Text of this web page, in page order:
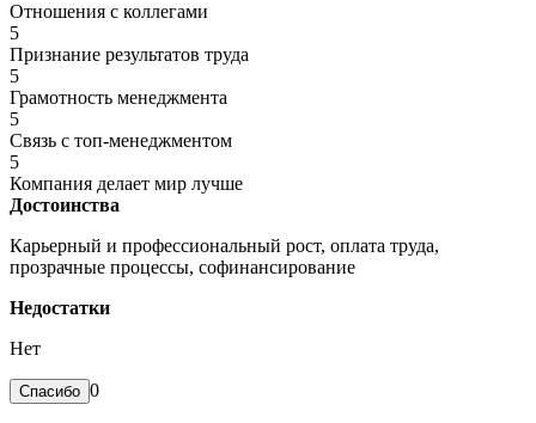
Отношения с коллегами
5
Признание результатов труда
5
Грамотность менеджмента
5
Связь с топ-менеджментом
5
Компания делает мир лучше
Достоинства
Карьерный и профессиональный рост, оплата труда,
прозрачные процессы, софинансирование
Недостатки
Нет
0